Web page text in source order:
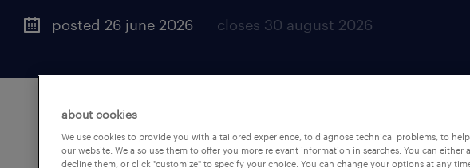
posted 26 june 2026 closes 30 august 2026
about cookies
We use cookies to provide you with a tailored experience, to diagnose technical problems, to
our website. We also use them to offer you more relevant information in searches. You can either
decline them, or click "customize" to specify your choice. You can change your options at any